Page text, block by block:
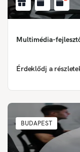
Multimédia-
Érdeklődj a
BUDAPEST